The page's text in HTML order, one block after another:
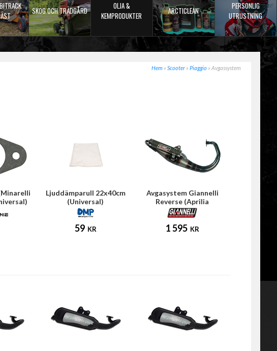
SKOG OCH TRÄDGÅRD
OLJA &
KEMPRODUKTER
ARCTICLEAN
PERSONLIG
UTRUSTNING
Hem » Scooter » Piaggio » Avgassystem
Ljuddämparull 22x40cm
(Universal)
59 KR
Avgasystem Giannelli
Reverse (Aprilia
SR/Ditech)
1 595 KR